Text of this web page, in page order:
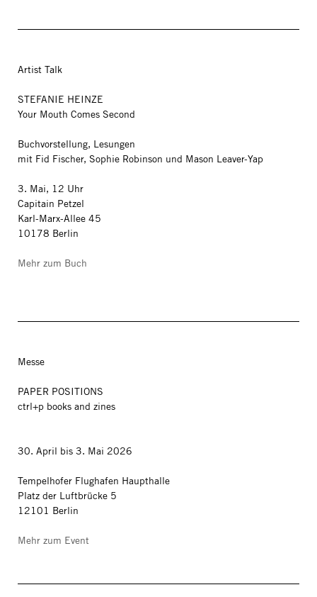
Artist Talk
STEFANIE HEINZE
Your Mouth Comes Second
Buchvorstellung, Lesungen
mit Fid Fischer, Sophie Robinson und Mason Leaver-Yap
3. Mai, 12 Uhr
Capitain Petzel
Karl-Marx-Allee 45
10178 Berlin
Mehr zum Buch
Messe
PAPER POSITIONS
ctrl+p books and zines
30. April bis 3. Mai 2026
Tempelhofer Flughafen Haupthalle
Platz der Luftbrücke 5
12101 Berlin
Mehr zum Event